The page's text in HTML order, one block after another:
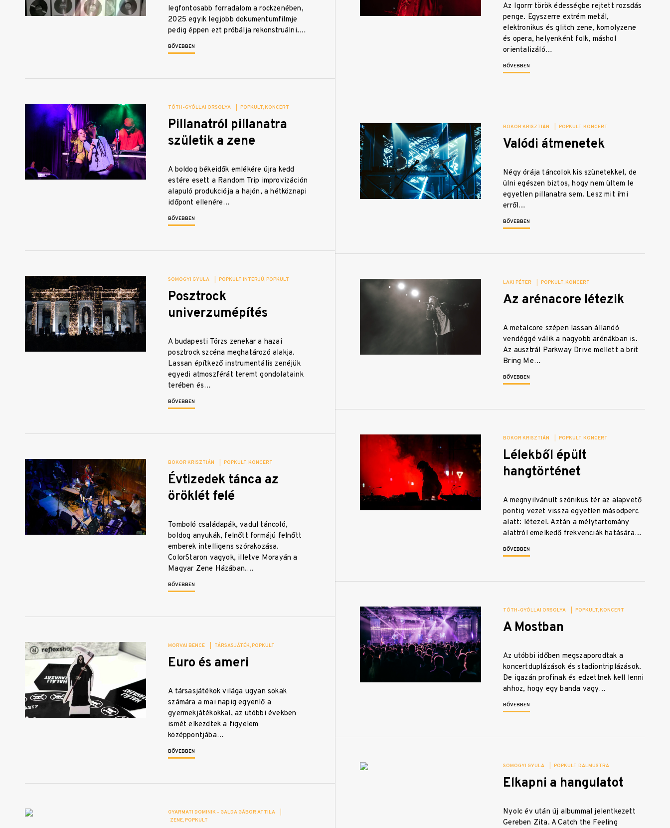
legfontosabb forradalom a rockzenében,
2025 egyik legjobb dokumentumfilmje
pedig éppen ezt próbálja rekonstruálni.…
BŐVEBBEN
Az Igorrr török édességbe rejtett rozsdás
penge. Egyszerre extrém metál,
elektronikus és glitch zene, komolyzene
és opera, helyenként folk, máshol
orientalizáló…
BŐVEBBEN
TÓTH-GYÓLLAI ORSOLYA POPKULT KONCERT
Pillanatról pillanatra
születik a zene
A boldog békeidők emlékére újra kedd
estére esett a Random Trip improvizáción
alapuló produkciója a hajón, a hétköznapi
időpont ellenére…
BŐVEBBEN
BOKOR KRISZTIÁN POPKULT KONCERT
Valódi átmenetek
Négy órája táncolok kis szünetekkel, de
ülni egészen biztos, hogy nem ültem le
egyetlen pillanatra sem. Lesz mit írni
erről…
BŐVEBBEN
SOMOGYI GYULA POPKULT INTERJÚ POPKULT
Posztrock
univerzumépítés
A budapesti Törzs zenekar a hazai
posztrock szcéna meghatározó alakja.
Lassan építkező instrumentális zenéjük
egyedi atmoszférát teremt gondolataink
terében és…
BŐVEBBEN
LAKI PÉTER POPKULT KONCERT
Az arénacore létezik
A metalcore szépen lassan állandó
vendéggé válik a nagyobb arénákban is.
Az ausztrál Parkway Drive mellett a brit
Bring Me…
BŐVEBBEN
BOKOR KRISZTIÁN POPKULT KONCERT
Lélekből épült
hangtörténet
A megnyilvánult szónikus tér az alapvető
pontig vezet vissza egyetlen másodperc
alatt: létezel. Aztán a mélytartomány
alattról emelkedő frekvenciák hatására…
BŐVEBBEN
BOKOR KRISZTIÁN POPKULT KONCERT
Évtizedek tánca az
öröklét felé
Tomboló családapák, vadul táncoló,
boldog anyukák, felnőtt formájú felnőtt
emberek intelligens szórakozása.
ColorStaron vagyok, illetve Morayán a
Magyar Zene Házában.…
BŐVEBBEN
TÓTH-GYÓLLAI ORSOLYA POPKULT KONCERT
A Mostban
Az utóbbi időben megszaporodtak a
koncertduplázások és stadiontriplázások.
De igazán profinak és edzettnek kell lenni
ahhoz, hogy egy banda vagy…
BŐVEBBEN
MORVAI BENCE TÁRSASJÁTÉK POPKULT
Euro és ameri
A társasjátékok világa ugyan sokak
számára a mai napig egyenlő a
gyermekjátékokkal, az utóbbi években
ismét elkezdtek a figyelem
középpontjába…
BŐVEBBEN
SOMOGYI GYULA POPKULT DALMUSTRA
Elkapni a hangulatot
Nyolc év után új albummal jelentkezett
Gereben Zita. A Catch the Feeling
GYARMATI DOMINIK - GALDA GÁBOR ATTILA
ZENE POPKULT